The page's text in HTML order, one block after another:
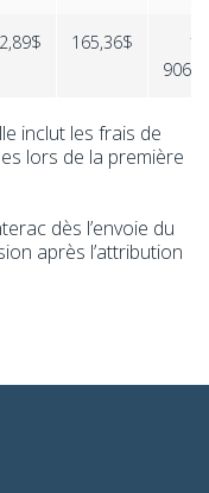
165,36$
1
inclut les frais de
lors de la première
dès l’envoie du
après l’attribution